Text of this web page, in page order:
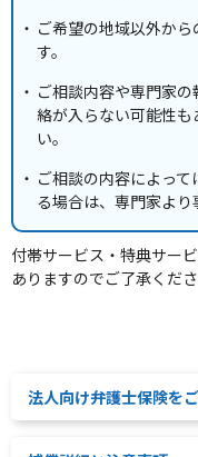
ご希望の地域以外か
す。
ご相談内容や専門家
絡が入らない可能性
い。
ご相談の内容によっ
る場合は、専門家より
付帯サービス・特典サー
ありますのでご了承くださ
法人向け弁護士保険を